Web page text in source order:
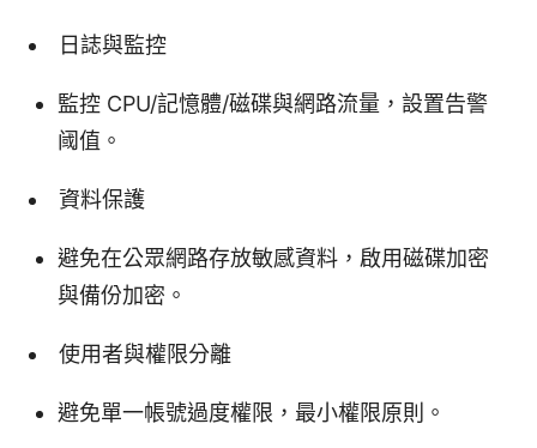
日誌與監控
監控 CPU/記憶體/磁碟與網路流量，設置告警
阈值。
資料保護
避免在公眾網路存放敏感資料，啟用磁碟加密
與備份加密。
使用者與權限分離
避免單一帳號過度權限，最小權限原則。